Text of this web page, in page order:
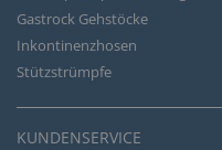
Gastrock Gehstöcke
Inkontinenzhosen
Stützstrümpfe
KUNDENSERVICE